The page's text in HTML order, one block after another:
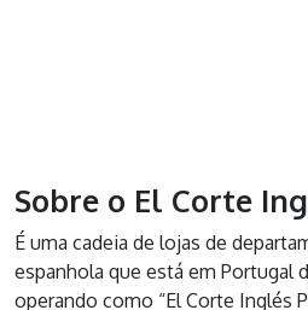
Sobre o El Corte
É uma cadeia de lojas de
espanhola que está em Portugal
operando como “El Corte Inglés